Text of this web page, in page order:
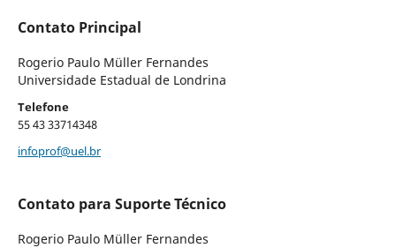
Contato Principal
Rogerio Paulo Müller Fernandes
Universidade Estadual de Londrina
Telefone
55 43 33714348
infoprof@uel.br
Contato para Suporte Técnico
Rogerio Paulo Müller Fernandes